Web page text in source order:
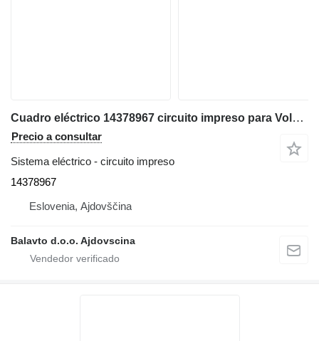
Cuadro eléctrico 14378967 circuito impreso para Volvo EW160, EC160, EW140 excavadora
Precio a consultar
Sistema eléctrico - circuito impreso
14378967
Eslovenia, Ajdovščina
Balavto d.o.o. Ajdovscina